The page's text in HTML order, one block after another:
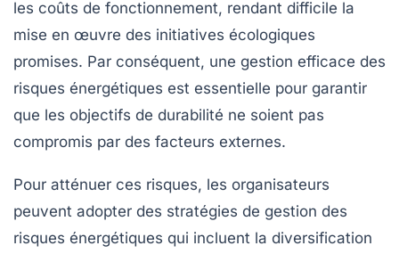
les coûts de fonctionnement, rendant difficile la
mise en œuvre des initiatives écologiques
promises. Par conséquent, une gestion efficace des
risques énergétiques est essentielle pour garantir
que les objectifs de durabilité ne soient pas
compromis par des facteurs externes.
Pour atténuer ces risques, les organisateurs
peuvent adopter des stratégies de gestion des
risques énergétiques qui incluent la diversification